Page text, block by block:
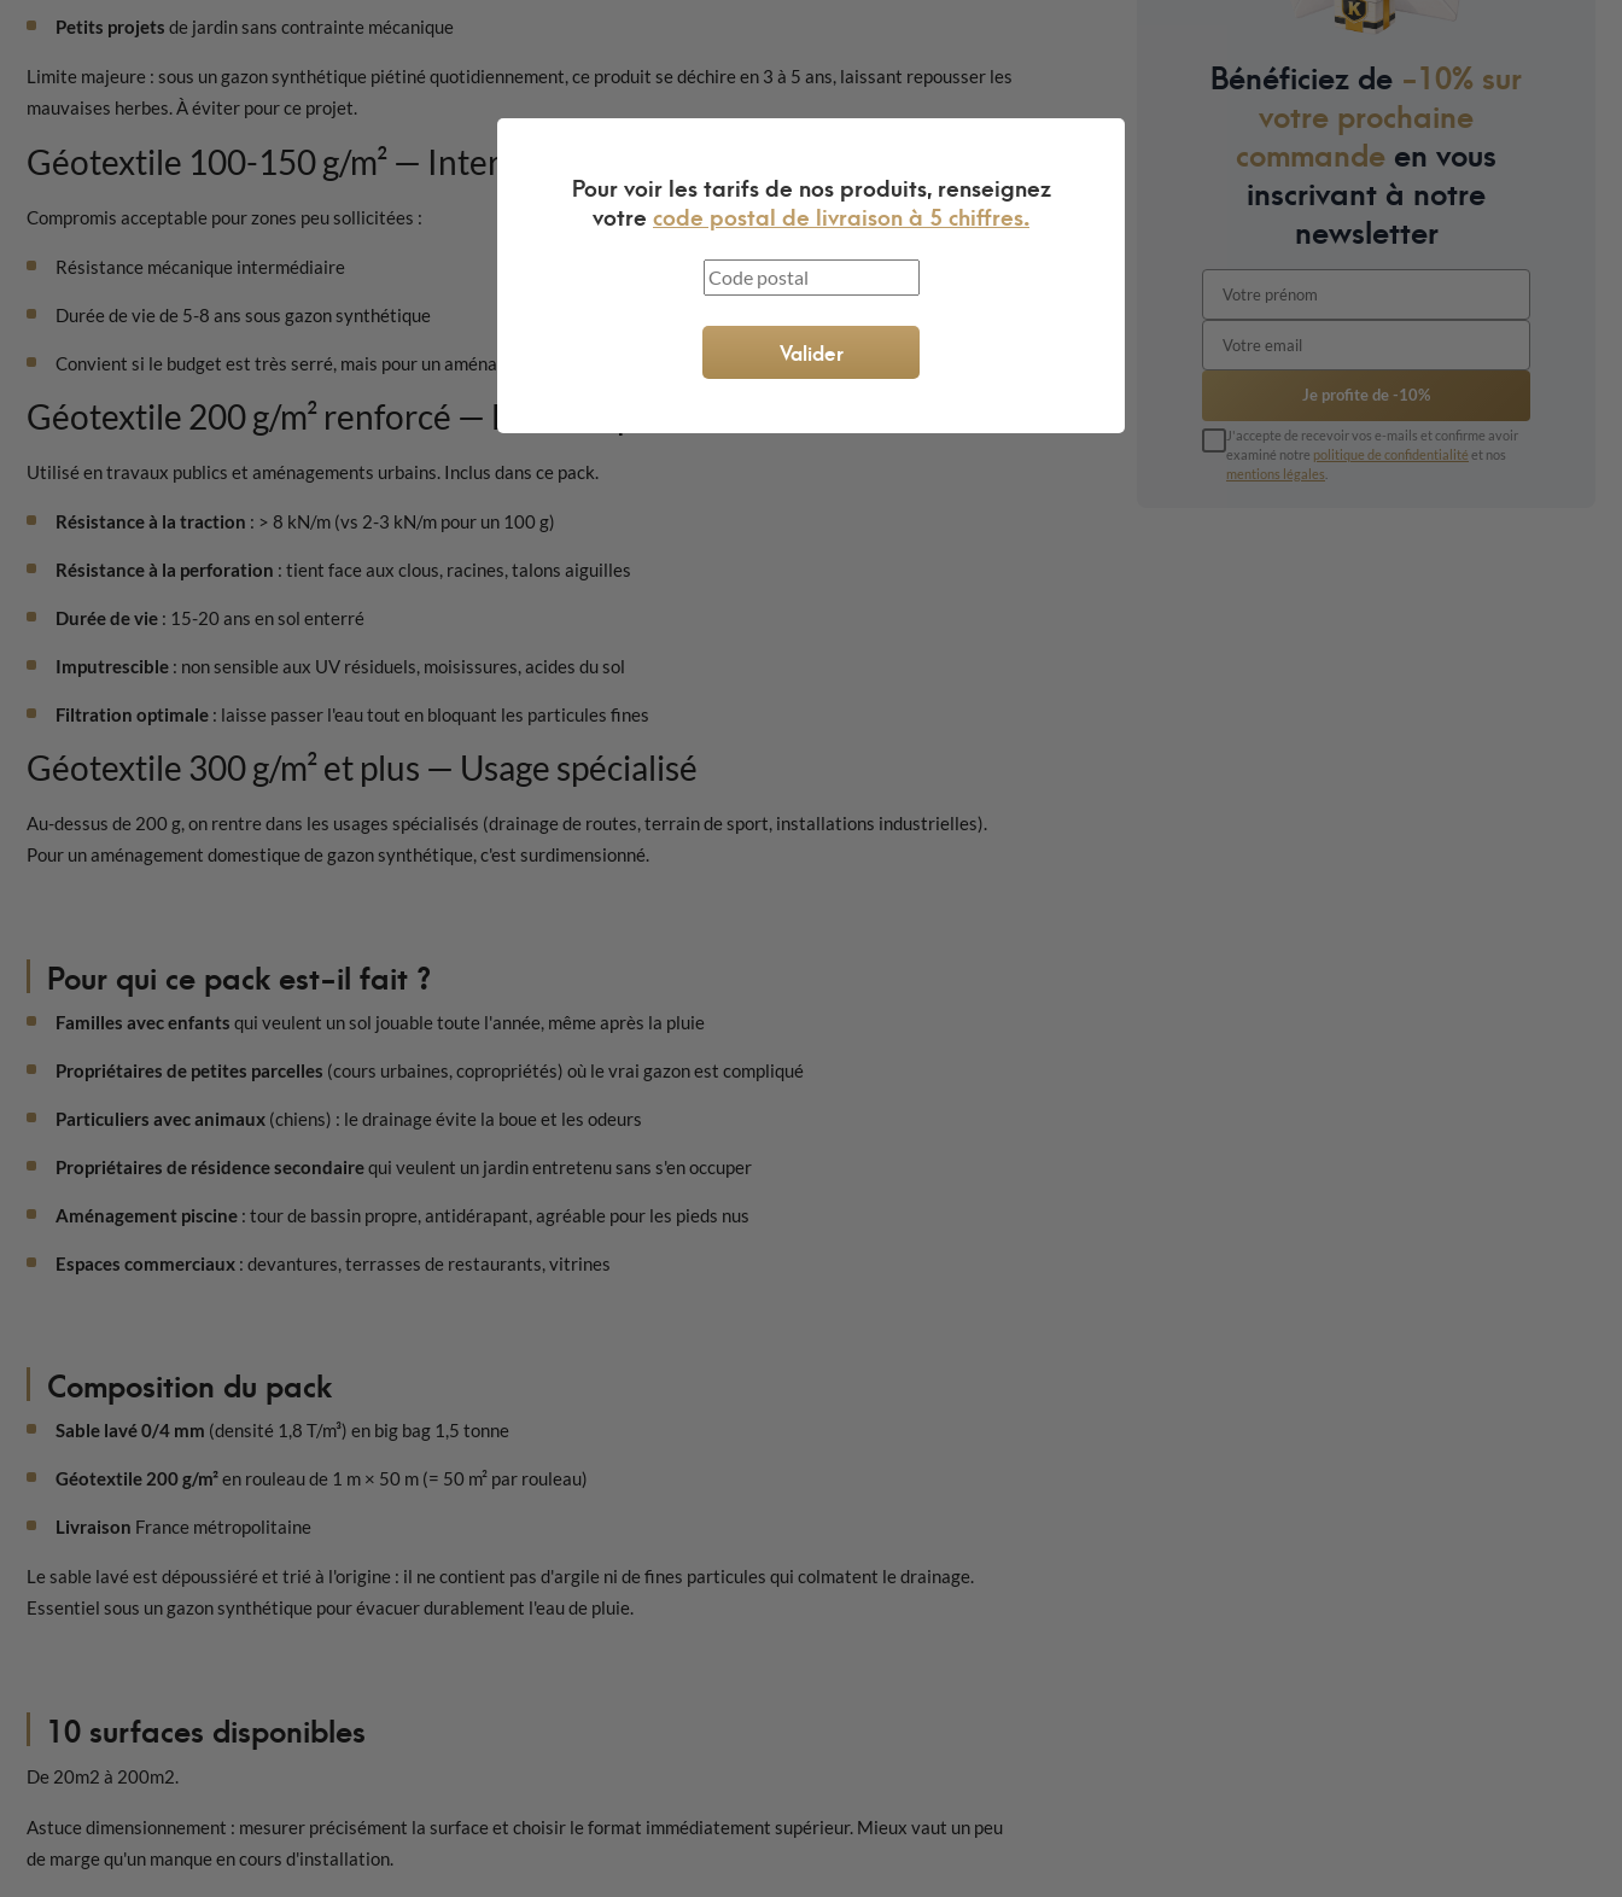
Petits projets de jardin sans contrainte mécanique
Limite majeure : sous un gazon synthétique piétiné quotidiennement, ce produit se déchire en 3 à 5 ans, laissant repousser les
mauvaises herbes. À éviter pour ce projet.
Géotextile 100-150 g/m² — Intermédiaire
Compromis acceptable pour zones peu sollicitées :
Résistance mécanique intermédiaire
Durée de vie de 5-8 ans sous gazon synthétique
Convient si le budget est très serré, mais pour un aménagement durable, monter en gamme
Géotextile 200 g/m² renforcé — Le choix professionnel
Utilisé en travaux publics et aménagements urbains. Inclus dans ce pack.
Résistance à la traction : > 8 kN/m (vs 2-3 kN/m pour un 100 g)
Résistance à la perforation : tient face aux clous, racines, talons aiguilles
Durée de vie : 15-20 ans en sol enterré
Imputrescible : non sensible aux UV résiduels, moisissures, acides du sol
Filtration optimale : laisse passer l'eau tout en bloquant les particules fines
Géotextile 300 g/m² et plus — Usage spécialisé
Au-dessus de 200 g, on rentre dans les usages spécialisés (drainage de routes, terrain de sport, installations industrielles).
Pour un aménagement domestique de gazon synthétique, c'est surdimensionné.
Pour qui ce pack est-il fait ?
Familles avec enfants qui veulent un sol jouable toute l'année, même après la pluie
Propriétaires de petites parcelles (cours urbaines, copropriétés) où le vrai gazon est compliqué
Particuliers avec animaux (chiens) : le drainage évite la boue et les odeurs
Propriétaires de résidence secondairequi veulent un jardin entretenu sans s'en occuper
Aménagement piscine : tour de bassin propre, antidérapant, agréable pour les pieds nus
Espaces commerciaux : devantures, terrasses de restaurants, vitrines
Composition du pack
Sable lavé 0/4 mm (densité 1,8 T/m³) en big bag 1,5 tonne
Géotextile 200 g/m²en rouleau de 1 m × 50 m (= 50 m² par rouleau)
Livraison France métropolitaine
Le sable lavé est dépoussiéré et trié à l'origine : il ne contient pas d'argile ni de fines particules qui colmatent le drainage.
Essentiel sous un gazon synthétique pour évacuer durablement l'eau de pluie.
10 surfaces disponibles
De 20m2 à 200m2.
Astuce dimensionnement : mesurer précisément la surface et choisir le format immédiatement supérieur. Mieux vaut un peu
de marge qu'un manque en cours d'installation.
Bénéficiez de -10% sur
votre prochaine
commande en vous
inscrivant à notre
newsletter
Je profite de -10%
J'accepte de recevoir vos e-mails et confirme avoir
examiné notre politique de confidentialité et nos
mentions légales
Pour voir les tarifs de nos produits, renseignez
votre code postal de livraison à 5 chiffres.
Valider